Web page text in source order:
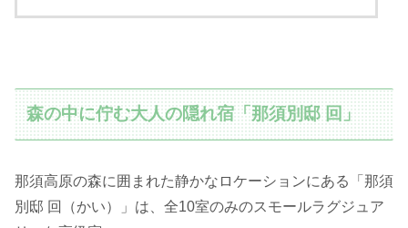
森の中に佇む大人の隠れ宿「那須別邸 回」
那須高原の森に囲まれた静かなロケーションにある「那須
別邸 回（かい）」は、全10室のみのスモールラグジュア